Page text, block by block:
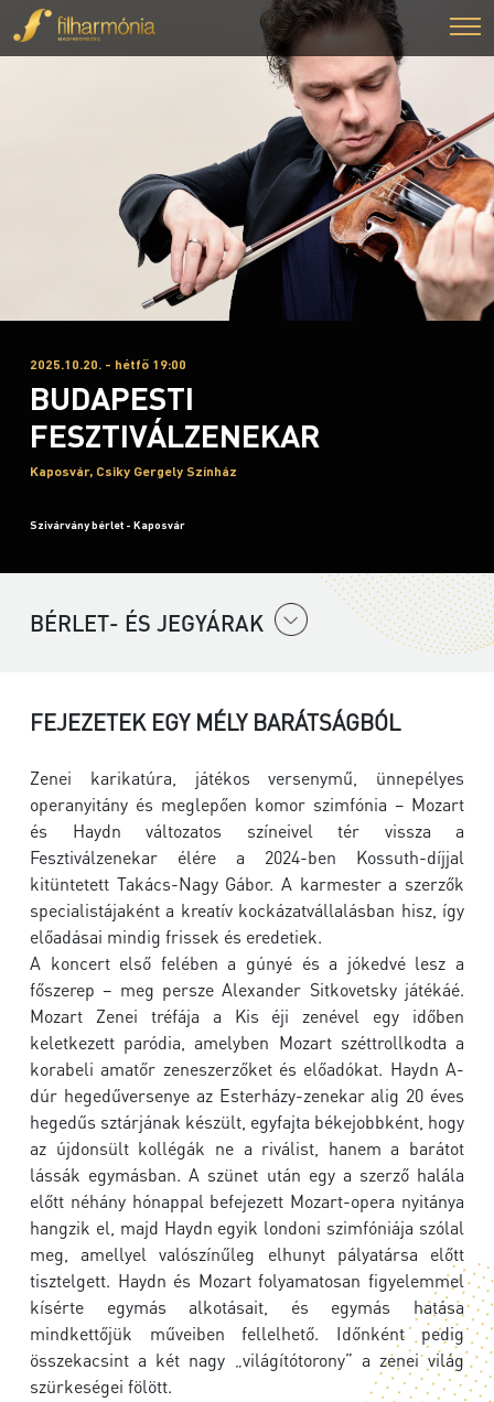
2025.10.20. - hétfő 19:00
BUDAPESTI
FESZTIVÁLZENEKAR
Kaposvár, Csiky Gergely Színház
Szivárvány bérlet - Kaposvár
BÉRLET- ÉS JEGYÁRAK
FEJEZETEK EGY MÉLY BARÁTSÁGBÓL
Zenei karikatúra, játékos versenymű, ünnepélyes
operanyitány és meglepően komor szimfónia – Mozart
és Haydn változatos színeivel tér vissza a
Fesztiválzenekar élére a 2024-ben Kossuth-díjjal
kitüntetett Takács-Nagy Gábor. A karmester a szerzők
specialistájaként a kreatív kockázatvállalásban hisz, így
előadásai mindig frissek és eredetiek.
A koncert első felében a gúnyé és a jókedvé lesz a
főszerep – meg persze Alexander Sitkovetsky játékáé.
Mozart Zenei tréfája a Kis éji zenével egy időben
keletkezett paródia, amelyben Mozart széttrollkodta a
korabeli amatőr zeneszerzőket és előadókat. Haydn A-
dúr hegedűversenye az Esterházy-zenekar alig 20 éves
hegedűs sztárjának készült, egyfajta békejobbként, hogy
az újdonsült kollégák ne a riválist, hanem a barátot
lássák egymásban. A szünet után egy a szerző halála
előtt néhány hónappal befejezett Mozart-opera nyitánya
hangzik el, majd Haydn egyik londoni szimfóniája szólal
meg, amellyel valószínűleg elhunyt pályatársa előtt
tisztelgett. Haydn és Mozart folyamatosan figyelemmel
kísérte egymás alkotásait, és egymás hatása
mindkettőjük műveiben fellelhető. Időnként pedig
összekacsint a két nagy „világítótorony” a zenei világ
szürkeségei fölött.